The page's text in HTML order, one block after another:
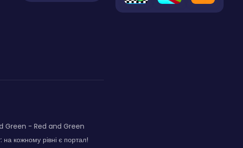
Green - Red and Green
кожному рівні є портал!